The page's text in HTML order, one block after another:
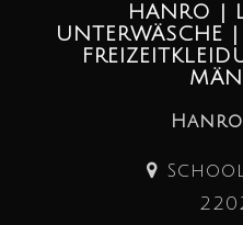
HANRO |
UNTERWÄSCHE